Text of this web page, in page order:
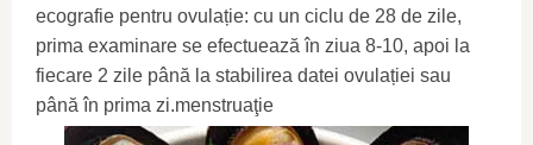
ecografie pentru ovulație: cu un ciclu de 28 de zile,
prima examinare se efectuează în ziua 8-10, apoi la
fiecare 2 zile până la stabilirea datei ovulației sau
până în prima zi.menstruaţie